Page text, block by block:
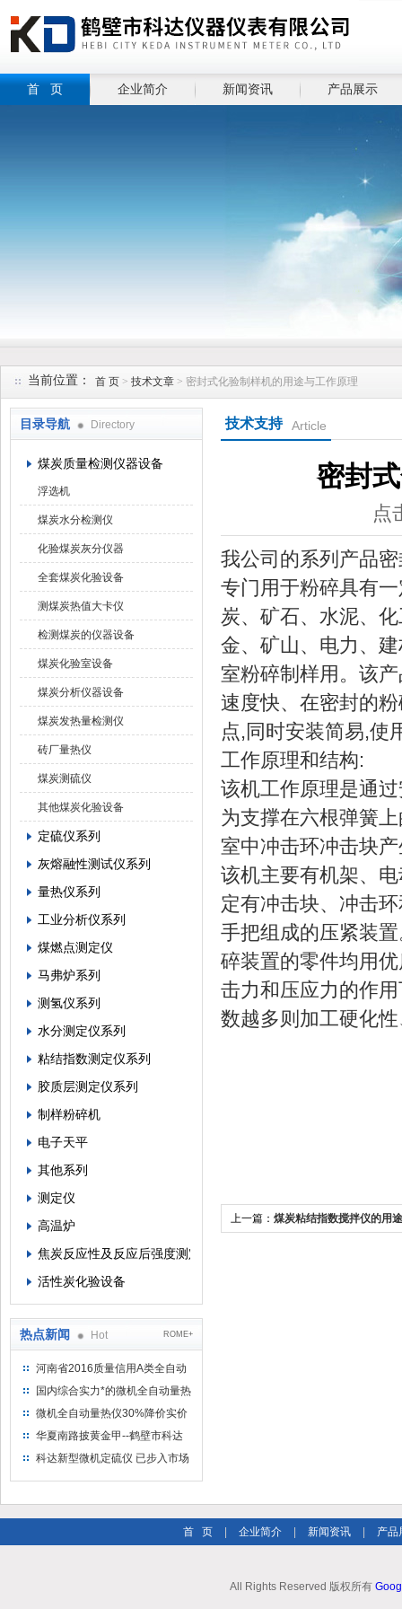
首 页 企业简介 新闻资讯 产品展示
当前位置： 首 页 > 技术文章 > 密封式化验制样机的用途与工作原理
目录导航 Directory
煤炭质量检测仪器设备
浮选机
煤炭水分检测仪
化验煤炭灰分仪器
全套煤炭化验设备
测煤炭热值大卡仪
检测煤炭的仪器设备
煤炭化验室设备
煤炭分析仪器设备
煤炭发热量检测仪
砖厂量热仪
煤炭测硫仪
其他煤炭化验设备
定硫仪系列
灰熔融性测试仪系列
量热仪系列
工业分析仪系列
煤燃点测定仪
马弗炉系列
测氢仪系列
水分测定仪系列
粘结指数测定仪系列
胶质层测定仪系列
制样粉碎机
电子天平
其他系列
测定仪
高温炉
焦炭反应性及反应后强度测定仪
活性炭化验设备
热点新闻 Hot ROME+
河南省2016质量信用A类全自动
量热仪
国内综合实力*的微机全自动量热
仪制造企业
微机全自动量热仪30%降价实价
出售
华夏南路披黄金甲--鹤壁市科达
仪器仪表有限公司
科达新型微机定硫仪 已步入市场
技术支持 Article
密封
点
我公司的系列产品
专门用于粉碎具有
炭、矿石、水泥、
金、矿山、电力、
室粉碎制样用。该
速度快、在密封的
点,同时安装简易,使
工作原理和结构:
该机工作原理是通
为支撑在六根弹簧
室中冲击环冲击块
该机主要有机架、
定有冲击块、冲击
手把组成的压紧装
碎装置的零件均用
击力和压应力的作
数越多则加工硬化
上一篇： 煤炭粘结指数搅拌仪的用
首 页 企业简介 新闻资讯 产品
All Rights Reserved 版权所有